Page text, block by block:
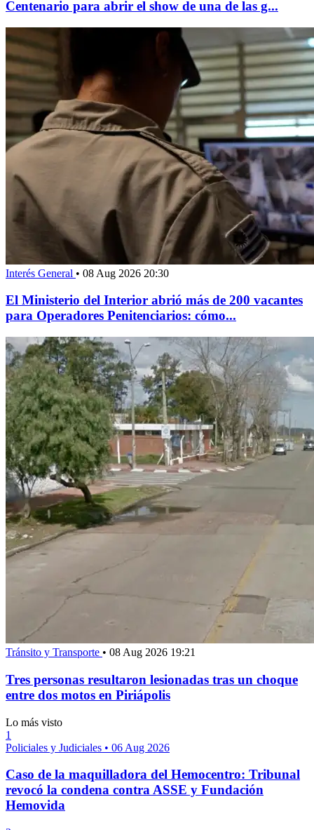
Centenario para abrir el show de una de las g...
Interés General • 08 Aug 2026 20:30
El Ministerio del Interior abrió más de 200 vacantes
para Operadores Penitenciarios: cómo...
Tránsito y Transporte • 08 Aug 2026 19:21
Tres personas resultaron lesionadas tras un choque
entre dos motos en Piriápolis
Lo más visto
1
Policiales y Judiciales • 06 Aug 2026
Caso de la maquilladora del Hemocentro: Tribunal
revocó la condena contra ASSE y Fundación
Hemovida